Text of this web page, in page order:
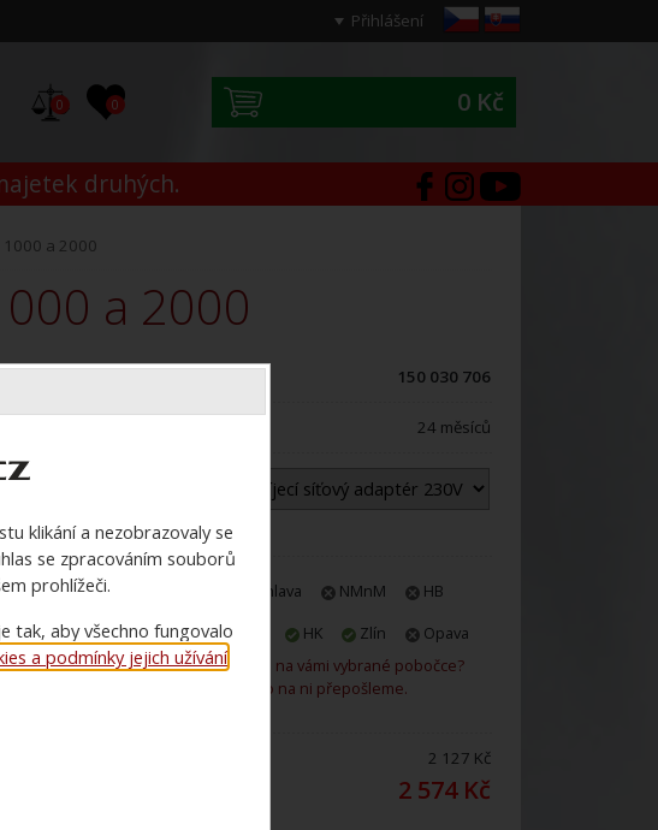
Přihlášení
0 0 0 Kč
druhých.
1000 a 2000
a 2000
150 030 706
24 měsíců
Jihlava NMnM
HB
Praha
Plzeň HK Zlín
Opava
Není zboží skladem na vámi vybrané pobočce?
Rádi vám ho na ni přepošleme.
2 127 Kč
2 574 Kč
klikání a nezobrazovaly se
se zpracováním souborů
prohlížeči.
tak, aby všechno fungovalo
a podmínky jejich užívání